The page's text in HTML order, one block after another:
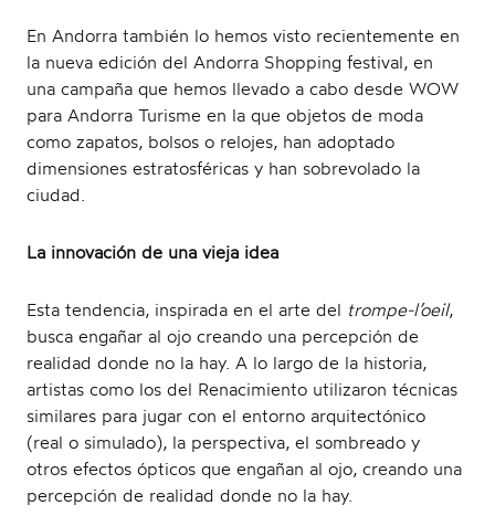
g
i
En Andorra también lo hemos visto recientemente en
la nueva edición del Andorra Shopping festival, en
una campaña que hemos llevado a cabo desde WOW
para Andorra Turisme en la que objetos de moda
como zapatos, bolsos o relojes, han adoptado
dimensiones estratosféricas y han sobrevolado la
ciudad.
La innovación de una vieja idea
Esta tendencia, inspirada en el arte del trompe-l’oeil,
busca engañar al ojo creando una percepción de
realidad donde no la hay. A lo largo de la historia,
artistas como los del Renacimiento utilizaron técnicas
similares para jugar con el entorno arquitectónico
(real o simulado), la perspectiva, el sombreado y
otros efectos ópticos que engañan al ojo, creando una
percepción de realidad donde no la hay.